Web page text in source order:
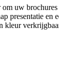
uw brochures
presentatie en
kleur